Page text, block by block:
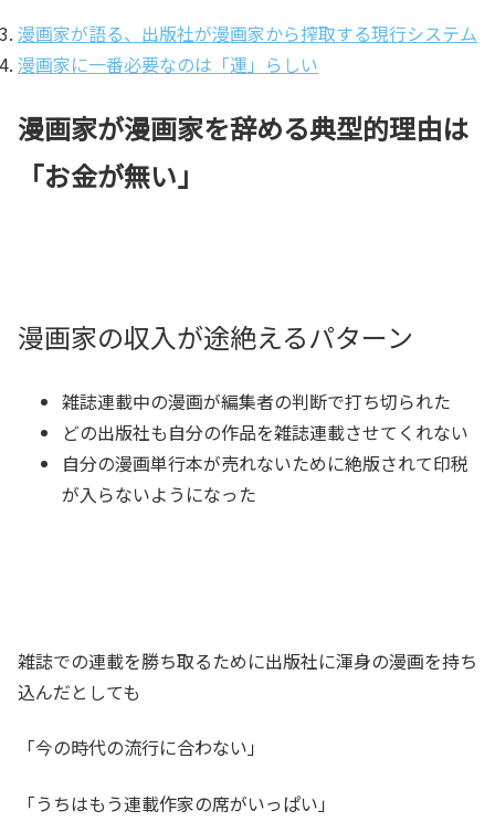
漫画家が語る、出版社が漫画家から搾取する現行システム
漫画家に一番必要なのは「運」らしい
漫画家が漫画家を辞める典型的理由は
「お金が無い」
漫画家の収入が途絶えるパターン
雑誌連載中の漫画が編集者の判断で打ち切られた
どの出版社も自分の作品を雑誌連載させてくれない
自分の漫画単行本が売れないために絶版されて印税
が入らないようになった
雑誌での連載を勝ち取るために出版社に渾身の漫画を持ち
込んだとしても
「今の時代の流行に合わない」
「うちはもう連載作家の席がいっぱい」